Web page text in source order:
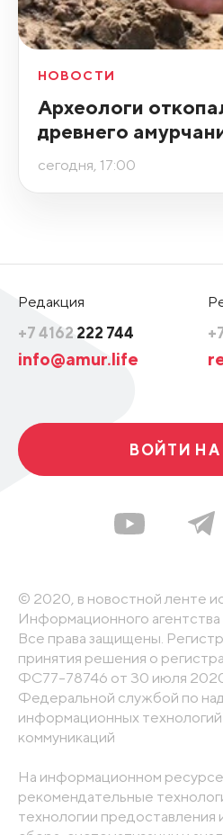
НОВОСТИ
Археологи
древнего
сегодня, 17:00
Редакция
+7 4162 222 744
info@amur.life
ВОЙТИ НА
© 2020, в новостной ленте
Информационного агентства
Все права защищены.
принятия решения о
ФС77-78746 от 30 июля 2020
Федеральной службой по
информационных
коммуникаций
На информационном
рекомендательные
технологии